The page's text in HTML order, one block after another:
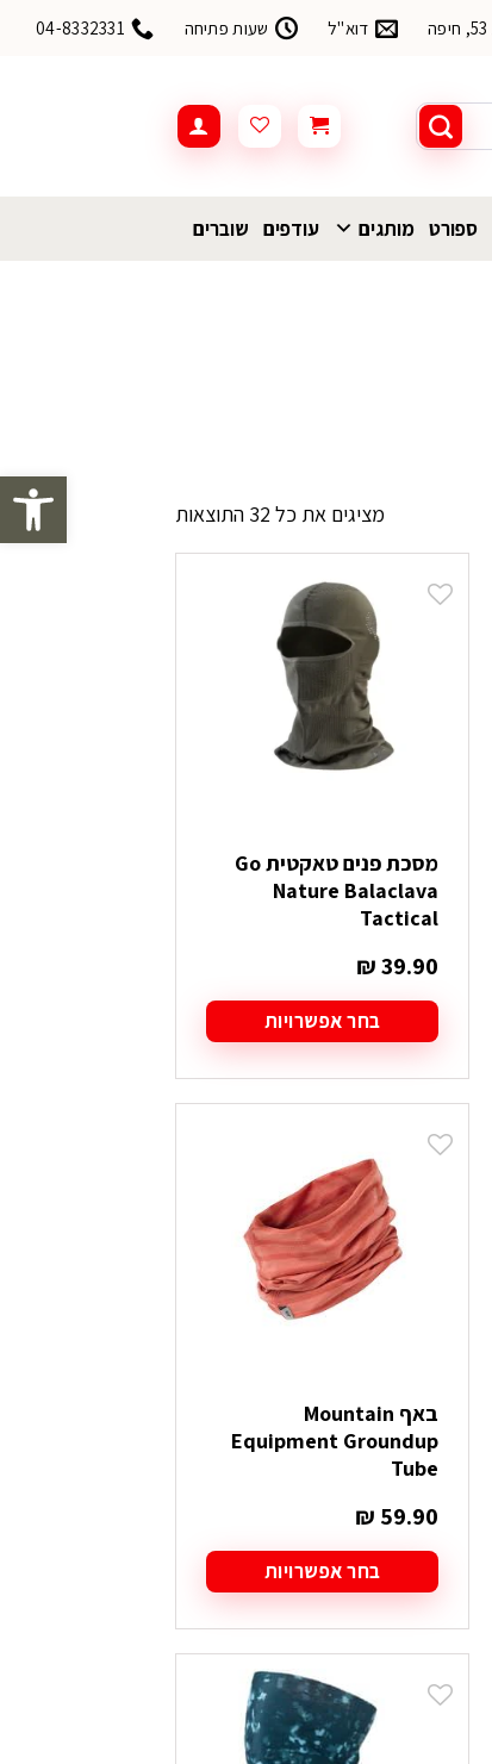
פתח
דוא"ל שעות פתיחה 04-8332331
ספורט מותגים עודפים שוברים
מציגים את כל ⁦32⁩ התוצאות
לפי
מסכת פנים טאקטית Go
Nature Balaclava
Tactical
₪39.90
בחר אפשרויות
למוצר
זה
יש
מספר
לבחור
האפשרויות
באף Mountain
Equipment Groundup
Tube
₪ 59.90
בחר אפשרויות
למוצר
זה
יש
מספר